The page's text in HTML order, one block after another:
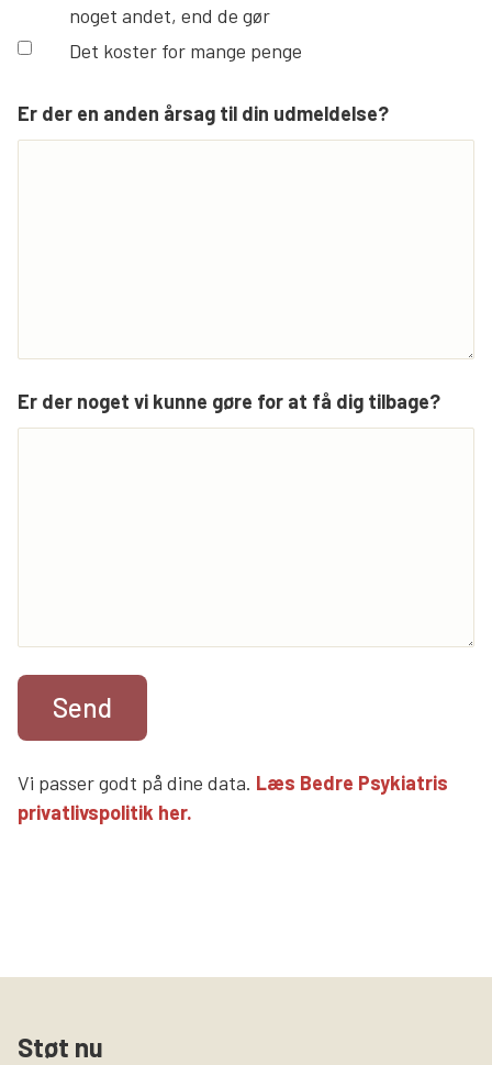
noget andet, end de gør
Det koster for mange penge
Er der en anden årsag til din udmeldelse?
Er der noget vi kunne gøre for at få dig tilbage?
Vi passer godt på dine data. Læs Bedre Psykiatris
privatlivspolitik her.
Støt nu